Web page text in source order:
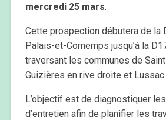
mercredi 25 mars.
Cette prospection débutera de la
Palais-et-Cornemps jusqu’à la
traversant les communes de
Guizières en rive droite et Lussac
L’objectif est de diagnostiquer
d’entretien afin de planifier les